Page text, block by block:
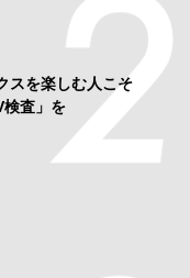
スを楽しむ人こそ
検査」を